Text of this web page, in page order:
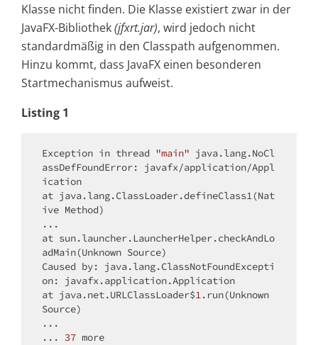
Klasse nicht finden. Die Klasse existiert zwar in der
JavaFX-Bibliothek(jfxrt.jar), wird jedoch nicht
standardmäßig in den Classpath aufgenommen.
Hinzu kommt, dass JavaFX einen besonderen
Startmechanismus aufweist.
Listing 1
Exception in thread "main" java.lang.NoCl
assDefFoundError: javafx/application/Appl
ication
at java.lang.ClassLoader.defineClass1(Nat
ive Method)
...
at sun.launcher.LauncherHelper.checkAndLo
adMain(Unknown Source)
Caused by: java.lang.ClassNotFoundExcepti
on: javafx.application.Application
at java.net.URLClassLoader$1. run(Unknown
Source)
...
... 37 more